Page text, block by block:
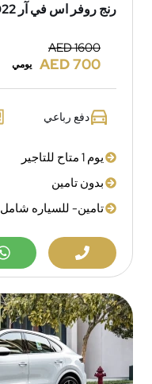
رنج روفر اس في آر 2022
AED 1600
AED 700 يومي
دفع رباعي
يوم 1 متاح للتاجير
بدون تامين
تامين- للسياره شامل